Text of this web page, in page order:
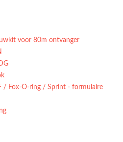
voor 80m ontvanger
/ Fox-O-ring / Sprint - formulaire